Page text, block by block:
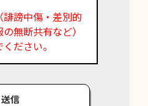
謗中傷・差別的
無断共有など）
ださい。
送信